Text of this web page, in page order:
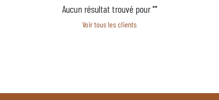
Aucun résultat trouvé pour ""
Voir tous les clients